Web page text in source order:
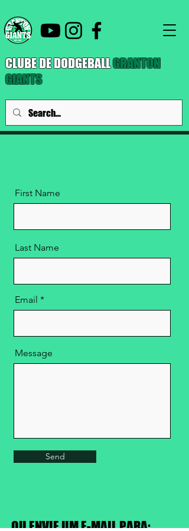
CLUBE DE DODGEBALLGRANTON
GIANTS
First Name
Last Name
Email
Message
Send
OU ENVIE UM E-MAIL PARA: